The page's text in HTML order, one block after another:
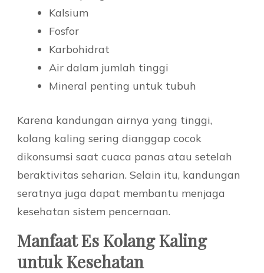
Kalsium
Fosfor
Karbohidrat
Air dalam jumlah tinggi
Mineral penting untuk tubuh
Karena kandungan airnya yang tinggi,
kolang kaling sering dianggap cocok
dikonsumsi saat cuaca panas atau setelah
beraktivitas seharian. Selain itu, kandungan
seratnya juga dapat membantu menjaga
kesehatan sistem pencernaan.
Manfaat Es Kolang Kaling
untuk Kesehatan